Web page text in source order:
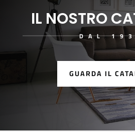
IL NOSTRO
DAL
GUARDA IL